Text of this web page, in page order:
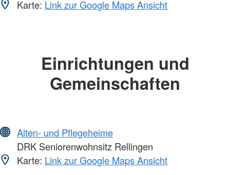
Karte: Link zur Google Maps Ansicht
Einrichtungen und
Gemeinschaften
Alten- und Pflegeheime
DRK Seniorenwohnsitz Rellingen
Karte: Link zur Google Maps Ansicht